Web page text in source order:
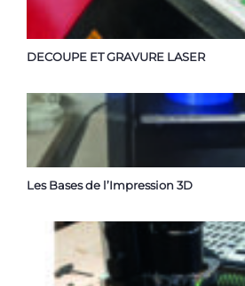
DECOUPE ET GRAVURE LASER
Les Bases de l’Impression 3D